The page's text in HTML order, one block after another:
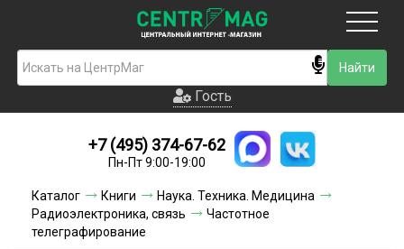
Гость
Новинки
Условия доставки
Гость
+7 (495) 374-67-62
Пн-Пт 9:00-19:00
Каталог Книги
Наука. Техника. Медицина
Радиоэлектроника, связь
Частотное
телеграфирование